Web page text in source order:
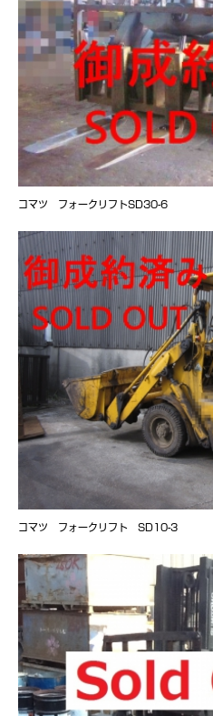
コマツ フォークリフトSD30-6
コマツ フォークリフト SD10-3